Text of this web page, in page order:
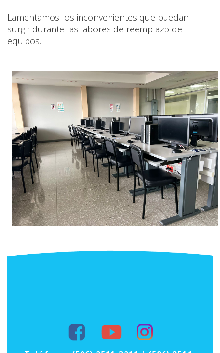
Lamentamos los inconvenientes que puedan
surgir durante las labores de reemplazo de
equipos.